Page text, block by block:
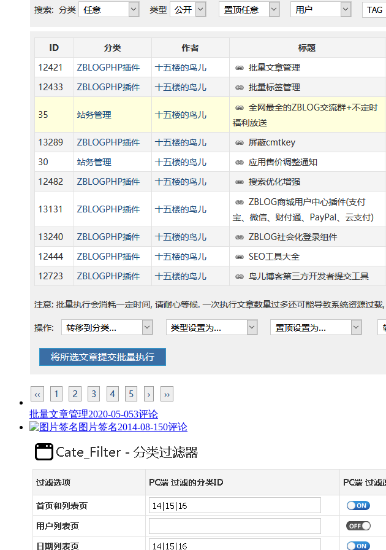
批量文章管理2020-05-053评论
图片签名2014-08-150评论